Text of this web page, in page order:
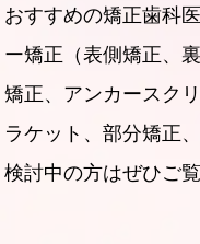
おすすめの矯正歯科
ー矯正（表側矯正、
矯正、アンカースク
ラケット、部分矯正
検討中の方はぜひご覧